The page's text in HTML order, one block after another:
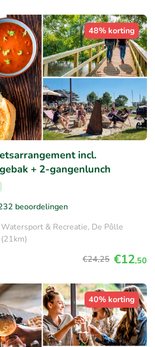
48% korting
incl.
+ 2-gangenlunch
beoordelingen
& Recreatie, De Pôlle
€24,25 €12,50
40% korting